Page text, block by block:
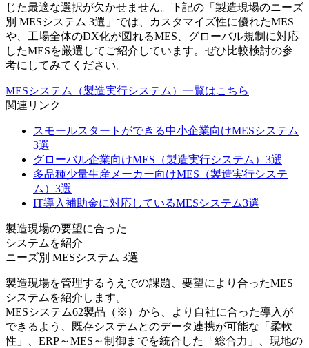
じた最適な選択が欠かせません。下記の「製造現場のニーズ
別 MESシステム 3選」では、カスタマイズ性に優れたMES
や、工場全体のDX化が図れるMES、グローバル規制に対応
したMESを厳選してご紹介しています。ぜひ比較検討の参
考にしてみてください。
MESシステム（製造実行システム）一覧はこちら
関連リンク
スモールスタートができる中小企業向けMESシステム
3選
グローバル企業向けMES（製造実行システム）3選
多品種少量生産メーカー向けMES（製造実行システ
ム）3選
IT導入補助金に対応しているMESシステム3選
製造現場の要望に合った
システムを紹介
ニーズ別 MESシステム 3選
製造現場を管理するうえでの課題、要望により合ったMES
システムを紹介します。
MESシステム62製品（※）から、より自社に合った導入が
できるよう、既存システムとのデータ連携が可能な「柔軟
性」、ERP～MES～制御までを統合した「総合力」、現地の